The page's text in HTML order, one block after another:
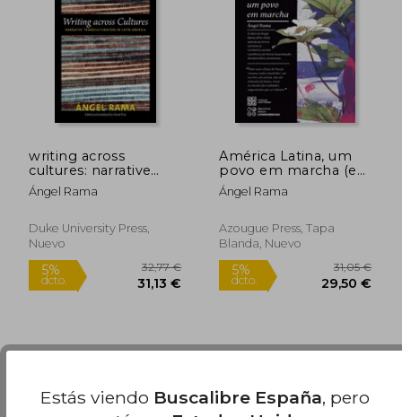
5% 5%
writing across
cultures: narrative
transculturation in
latin america (en
Ángel Rama
Duke University Press,
Nuevo
América Latina, um
povo em marcha (en
Portugués)
Ángel Rama
Azougue Press, Tapa
Blanda, Nuevo
Estás viendo Buscalibre España, pero